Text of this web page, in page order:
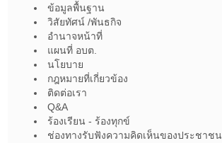
ข้อมูลพื้นฐาน
วิสัยทัศน์ /พันธกิจ
อำนาจหน้าที่
แผนที่ อบต.
นโยบาย
กฎหมายที่เกี่ยวข้อง
ติดต่อเรา
Q&A
ร้องเรียน - ร้องทุกข์
ช่องทางรับฟังความคิดเห็นของประชาชน